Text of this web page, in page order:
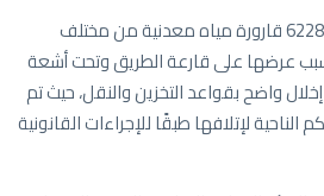
وفي ولاية القيروان، تم حجز 6228 قارورة مياه معدنية من مختلف
4536 لترًا) بسبب عرضها على قارعة الطريق وتحت أشعة
واضح بقواعد التخزين والنقل، حيث تم
لإتلافها طبقًا للإجراءات القانونية